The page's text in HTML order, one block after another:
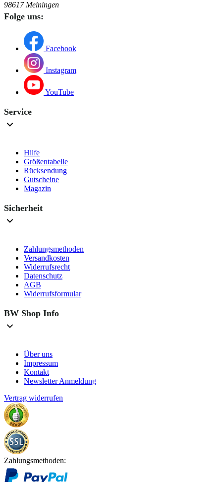
98617 Meiningen
Folge uns:
Facebook
Instagram
YouTube
Service
Hilfe
Größentabelle
Rücksendung
Gutscheine
Magazin
Sicherheit
Zahlungsmethoden
Versandkosten
Widerrufsrecht
Datenschutz
AGB
Widerrufsformular
BW Shop Info
Über uns
Impressum
Kontakt
Newsletter Anmeldung
Vertrag widerrufen
Zahlungsmethoden: